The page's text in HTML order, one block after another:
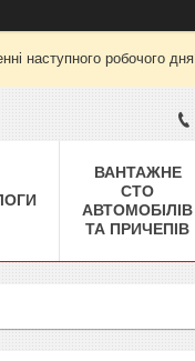
наступного робочого
ВАНТАЖНЕ
СТО
АВТОМОБІЛІВ
ТА ПРИЧЕПІВ